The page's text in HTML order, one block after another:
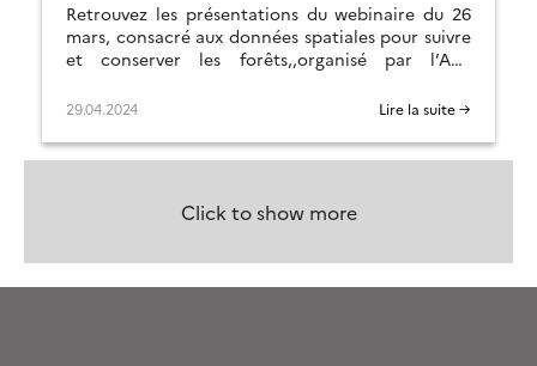
Retrouvez les présentations du webinaire du 26
mars, consacré aux données spatiales pour suivre
et conserver les forêts,,organisé par l’ART
29.04.2024 Lire la suite →
Click to show more